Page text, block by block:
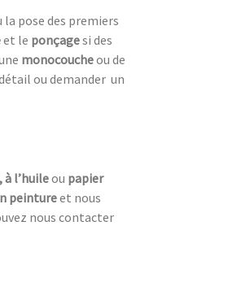
la pose des premiers
et le ponçagesi des
monocoucheou de
ou demander un
l’huileou papier
peintureet nous
nous contacter